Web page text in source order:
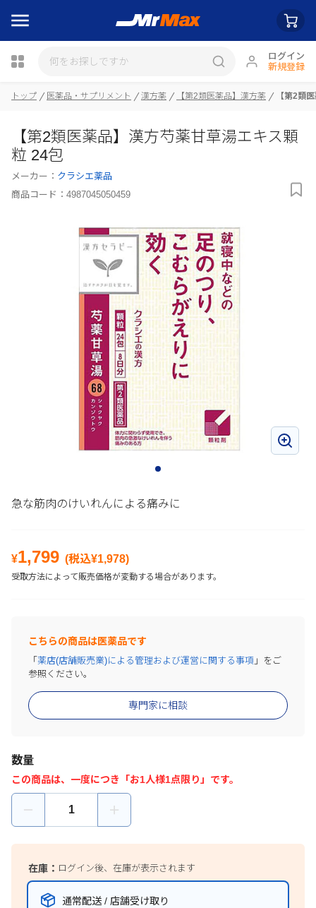
ログイン
新規登録
トップ 医薬品・サプリメント 漢方薬 【第2類医薬品】漢方薬 【第2類
【第2類医薬品】漢方芍薬甘草湯エキス顆
粒 24包
メーカー： クラシエ薬品
商品コード： 4987045050459
急な筋肉のけいれんによる痛みに
¥1,799 (税込¥1,978)
受取方法によって販売価格が変動する場合があります。
こちらの商品は医薬品です
専門家に相談
「 薬店(店舗販売業)による管理および運営に関する事項 」をご
参照ください。
数量
この商品は、一度につき「お1人様1点限り」です。
在庫： ログイン後、在庫が表示されます
通常配送 / 店舗受け取り